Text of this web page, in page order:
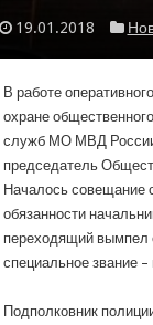
19.01.2018
В работе
охране
служб МО МВД России
председатель
Началось совещание
обязанности
переходящий вымпел
специальное звание
Подполковник